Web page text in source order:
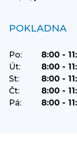
POKLADNA
Po:
8:00 -
Út:
8:00 -
St:
8:00 -
Čt:
8:00 -
Pá:
8:00 -